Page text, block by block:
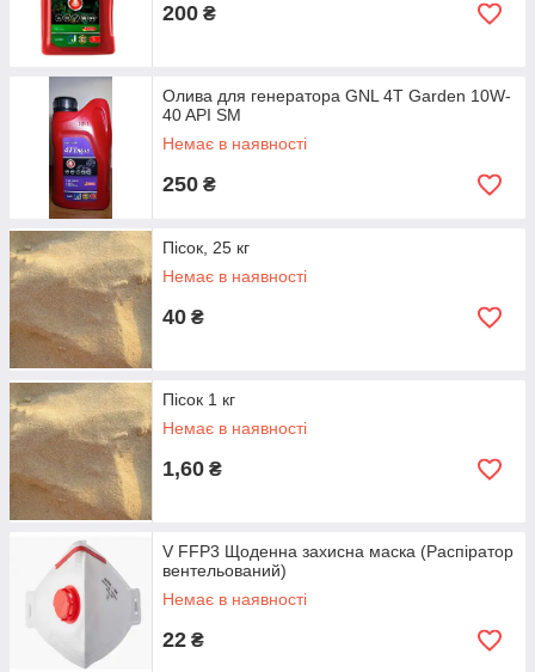
200 ₴
Олива для генератора GNL 4T Garden 10W-
40 API SM
Немає в наявності
250 ₴
Пісок, 25 кг
Немає в наявності
40 ₴
Пісок 1 кг
Немає в наявності
1,60 ₴
V FFP3 Щоденна захисна маска (Распіратор
вентельований)
Немає в наявності
22 ₴